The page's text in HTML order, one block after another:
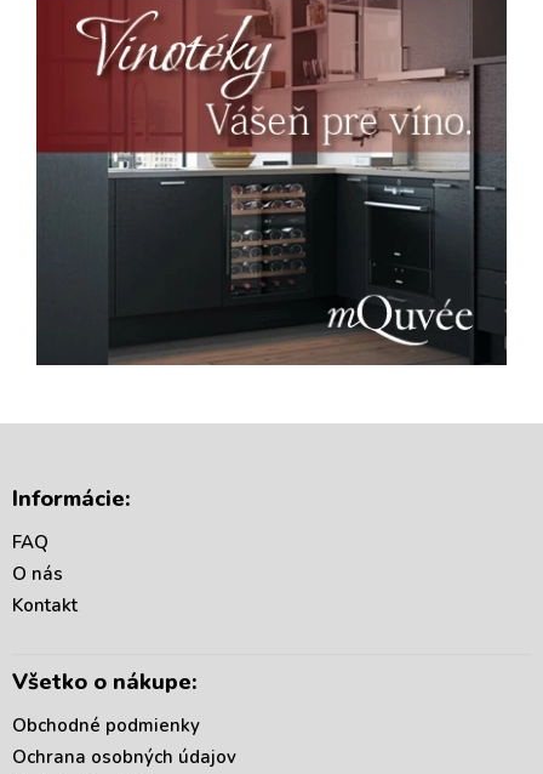
Informácie:
FAQ
O nás
Kontakt
Všetko o nákupe:
Obchodné podmienky
Ochrana osobných údajov